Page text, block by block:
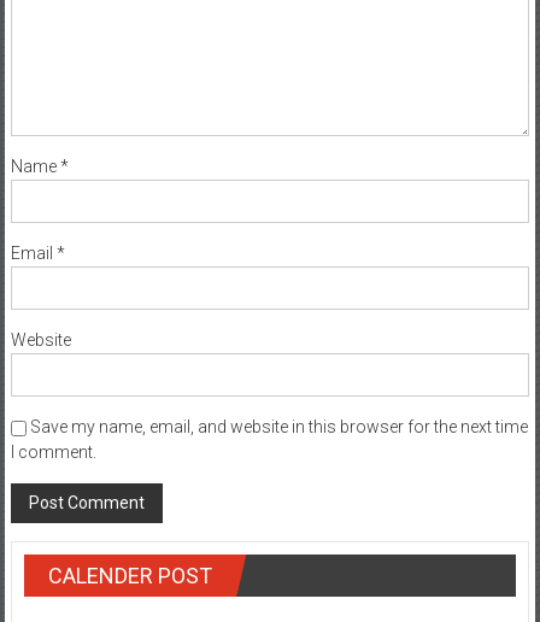
Name*
Email *
Website
Save my name, email, and website in this browser for the next time
I comment.
CALENDER POST